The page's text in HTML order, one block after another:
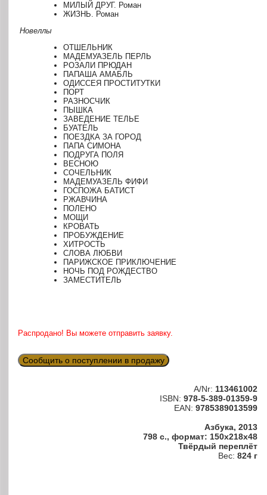
МИЛЫЙ ДРУГ. Роман
ЖИЗНЬ. Роман
Новеллы
ОТШЕЛЬНИК
МАДЕМУАЗЕЛЬ ПЕРЛЬ
РОЗАЛИ ПРЮДАН
ПАПАША AMАБЛЬ
ОДИССЕЯ ПРОСТИТУТКИ
ПОРТ
РАЗНОСЧИК
ПЫШКА
ЗАВЕДЕНИЕ ТЕЛЬЕ
БУАТЕЛЬ
ПОЕЗДКА ЗА ГОРОД
ПАПА СИМОНА
ПОДРУГА ПОЛЯ
ВЕСНОЮ
СОЧЕЛЬНИК
МАДЕМУАЗЕЛЬ ФИФИ
ГОСПОЖА БАТИСТ
РЖАВЧИНА
ПОЛЕНО
МОЩИ
КРОВАТЬ
ПРОБУЖДЕНИЕ
ХИТРОСТЬ
СЛОВА ЛЮБВИ
ПАРИЖСКОЕ ПРИКЛЮЧЕНИЕ
НОЧЬ ПОД РОЖДЕСТВО
ЗАМЕСТИТЕЛЬ
Распродано! Вы можете отправить заявку.
Сообщить о поступлении в продажу
A/Nr: 113461002
ISBN: 978-5-389-01359-9
EAN: 9785389013599
Азбука, 2013
798 с., формат: 150x218x48
Твёрдый переплёт
Вес: 824 г